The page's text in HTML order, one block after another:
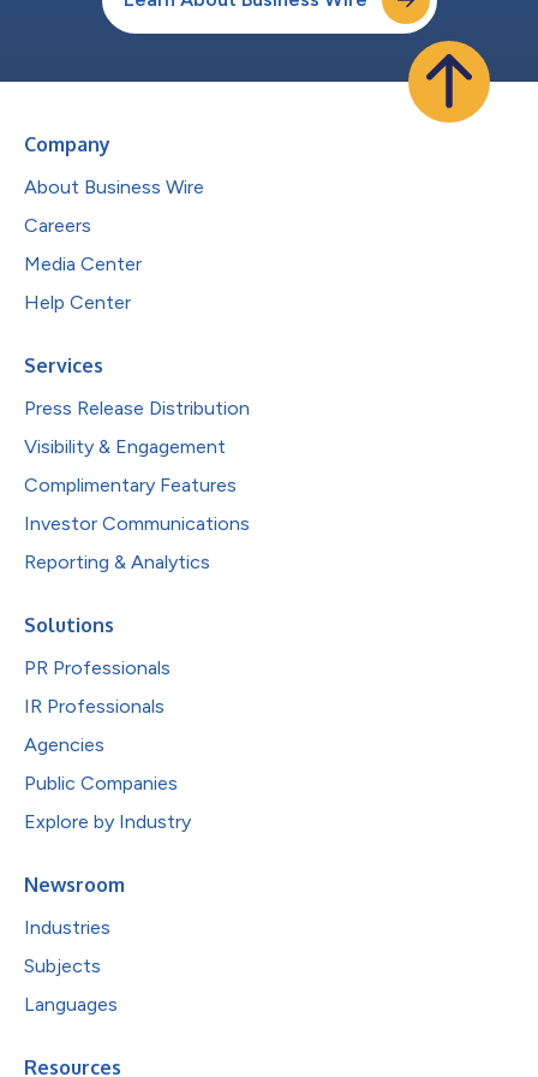
Company
About Business Wire
Careers
Media Center
Help Center
Services
Press Release Distribution
Visibility & Engagement
Complimentary Features
Investor Communications
Reporting & Analytics
Solutions
PR Professionals
IR Professionals
Agencies
Public Companies
Explore by Industry
Newsroom
Industries
Subjects
Languages
Resources